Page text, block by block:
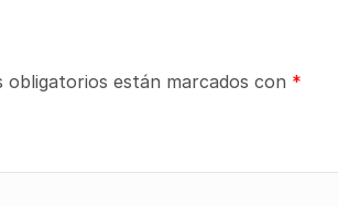
obligatorios están marcados con *